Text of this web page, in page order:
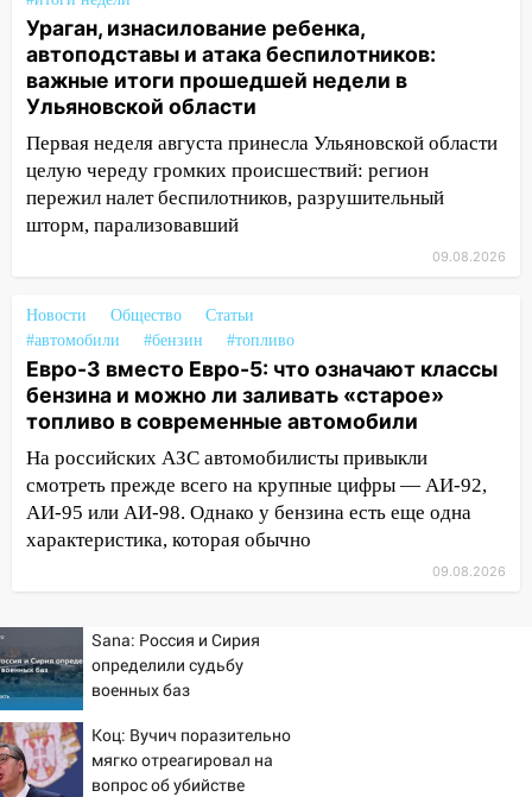
08:11
На Ульяновск снова надвигается
непогода
07:30 Евро-3 вместо Евро-5: что
означают классы бензина и можно ли
заливать «старое» топливо в
современные автомобили
06:30 Какая погода будет в Ульяновской
измениться: гороскоп на 9 августа —
три знака получат шанс, который нельзя
упустить
08.08.2026
20:10 Во время урагана в Ульяновске на
Волге перевернулась лодка
19:55 В Ульяновске упавшее дерево
заблокировало в машине двух женщин
готов, ещё два — почти завершены
17:00
«Ульяновскалипсис»: последствия
урагана 8 августа
16:38
Прогноз погоды в Ульяновской
области на 9 августа
Ураган, изнасилование ребенка,
автоподставы и атака беспилотников:
важные итоги прошедшей недели в
Ульяновской области
Первая неделя августа принесла Ульяновской области
целую череду громких происшествий: регион
пережил налет беспилотников, разрушительный
шторм, парализовавший
09.08.2026
Новости Общество
Статьи
#автомобили
#бензин #топливо
Евро-3 вместо Евро-5: что означают классы
бензина и можно ли заливать «старое»
топливо в современные автомобили
На российских АЗС автомобилисты привыкли
смотреть прежде всего на крупные цифры — АИ-92,
АИ-95 или АИ-98. Однако у бензина есть еще одна
характеристика, которая обычно
09.08.2026
Sana: Россия и Сирия
определили судьбу
военных баз
Коц: Вучич поразительно
мягко отреагировал на
вопрос об убийстве